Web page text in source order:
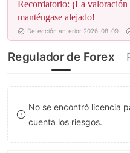
5
6
7
8
9
4
5
6
7
8
9
Recordatorio: ¡La
manténgase alejado!
Detección anterior 2026-08-09
Regulador de Forex
No se encontró licencia
cuenta los riesgos.